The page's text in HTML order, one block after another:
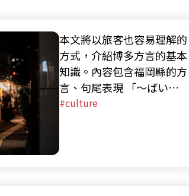
本文將以旅客也容易理解的
方式，介紹博多方言的基本
知識。內容包含福岡縣的方
言、句尾表現 「～ばい
(bai)・～たい(tai)・～けん
culture